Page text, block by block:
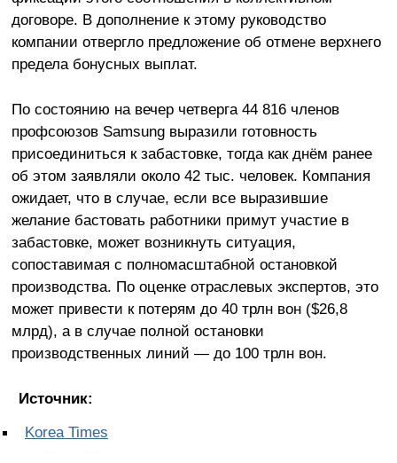
договоре. В дополнение к этому руководство
компании отвергло предложение об отмене верхнего
предела бонусных выплат.
По состоянию на вечер четверга 44 816 членов
профсоюзов Samsung выразили готовность
присоединиться к забастовке, тогда как днём ранее
об этом заявляли около 42 тыс. человек. Компания
ожидает, что в случае, если все выразившие
желание бастовать работники примут участие в
забастовке, может возникнуть ситуация,
сопоставимая с полномасштабной остановкой
производства. По оценке отраслевых экспертов, это
может привести к потерям до 40 трлн вон ($26,8
млрд), а в случае полной остановки
производственных линий — до 100 трлн вон.
Источник:
Korea Times